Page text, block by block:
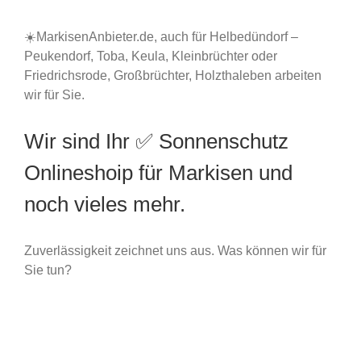
☀️MarkisenAnbieter.de, auch für Helbedündorf –
Peukendorf, Toba, Keula, Kleinbrüchter oder
Friedrichsrode, Großbrüchter, Holzthaleben arbeiten
wir für Sie.
Wir sind Ihr ✅ Sonnenschutz
Onlineshoip für Markisen und
noch vieles mehr.
Zuverlässigkeit zeichnet uns aus. Was können wir für
Sie tun?